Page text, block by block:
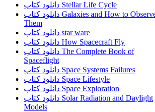
دانلود کتاب Stellar Life Cycle
دانلود کتاب Galaxies and How to Observe
Them
دانلود کتاب star ware
دانلود کتاب How Spacecraft Fly
دانلود کتاب The Complete Book of
Spaceflight
دانلود کتاب Space Systems Failures
دانلود کتاب Space Lifestyle
دانلود کتاب Space Exploration
دانلود کتاب Solar Radiation and Daylight
Models